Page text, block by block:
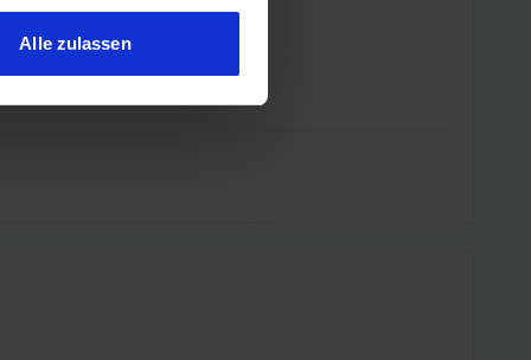
Präferenzen im
Verwendung unserer
Alle zulassen